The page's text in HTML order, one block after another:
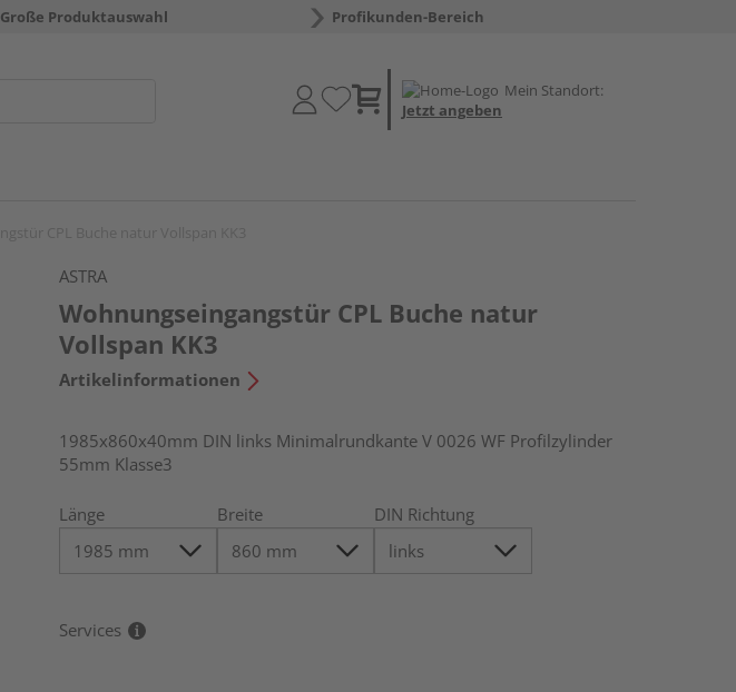
Große Produktauswahl Profikunden-Bereich
Mein Standort:
Jetzt angeben
ASTRA
Wohnungseingangstür CPL Buche natur
Vollspan KK3
Artikelinformationen
1985x860x40mm DIN links Minimalrundkante V 0026 WF Profilzylinder
55mm Klasse3
Länge Breite DIN Richtung
Services